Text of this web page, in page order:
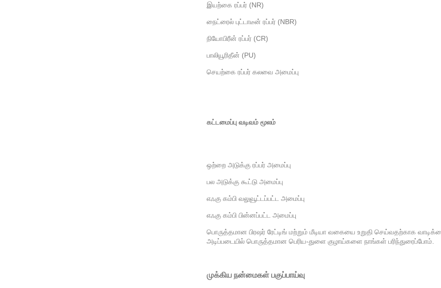
இயற்கை ரப்பர் (NR)
நைட்ரைல் புட்டாடீன் ரப்பர் (NBR)
நியோபிரீன் ரப்பர் (CR)
பாலியூரிதீன் (PU)
செயற்கை ரப்பர் கலவை அமைப்பு
கட்டமைப்பு வடிவம் மூலம்
ஒற்றை அடுக்கு ரப்பர் அமைப்பு
பல அடுக்கு கூட்டு அமைப்பு
எஃகு கம்பி வலுவூட்டப்பட்ட அமைப்பு
எஃகு கம்பி பின்னப்பட்ட அமைப்பு
பொருத்தமான பிரஷர் ரேட்டிங் மற்றும் மீடியா வகையை உறுதி செய்வதற்காக
அடிப்படையில் பொருத்தமான பெரிய-துளை குழாய்களை நாங்கள் பரிந்துரைப்போம்.
முக்கிய நன்மைகள் பகுப்பாய்வு